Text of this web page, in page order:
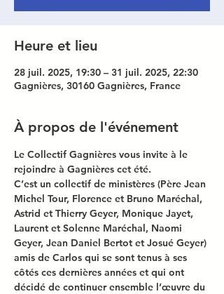
Heure et lieu
28 juil. 2025, 19:30 – 31 juil. 2025, 22:30
Gagnières, 30160 Gagnières, France
À propos de l'événement
Le Collectif Gagnières vous invite à le
rejoindre à Gagnières cet été.
C’est un collectif de ministères (Père Jean
Michel Tour, Florence et Bruno Maréchal,
Astrid et Thierry Geyer, Monique Jayet,
Laurent et Solenne Maréchal, Naomi
Geyer, Jean Daniel Bertot et Josué Geyer)
amis de Carlos qui se sont tenus à ses
côtés ces dernières années et qui ont
décidé de continuer ensemble l’œuvre du